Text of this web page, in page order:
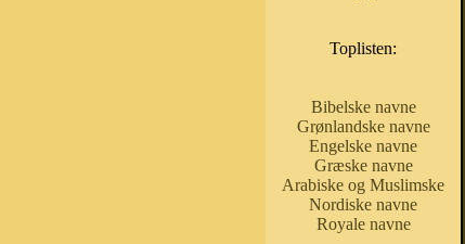
Toplisten:
Bibelske navne
Grønlandske navne
Engelske navne
Græske navne
Arabiske og Muslimske
Nordiske navne
Royale navne